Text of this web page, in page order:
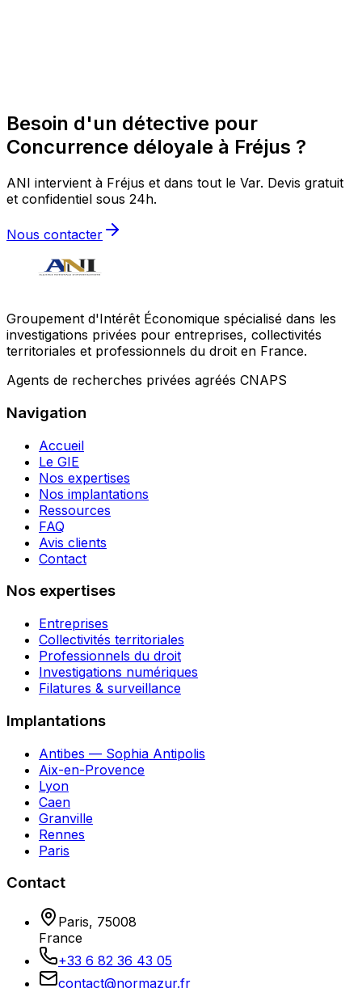
Besoin d'un détective pour
Concurrence déloyale à Fréjus ?
ANI intervient à Fréjus et dans tout le Var. Devis gratuit
et confidentiel sous 24h.
Nous contacter
Groupement d'Intérêt Économique spécialisé dans les
investigations privées pour entreprises, collectivités
territoriales et professionnels du droit en France.
Agents de recherches privées agréés CNAPS
Navigation
Accueil
Le GIE
Nos expertises
Nos implantations
Ressources
FAQ
Avis clients
Contact
Nos expertises
Entreprises
Collectivités territoriales
Professionnels du droit
Investigations numériques
Filatures & surveillance
Implantations
Antibes — Sophia Antipolis
Aix-en-Provence
Lyon
Caen
Granville
Rennes
Paris
Contact
Paris, 75008
France
+33 6 82 36 43 05
contact@normazur.fr